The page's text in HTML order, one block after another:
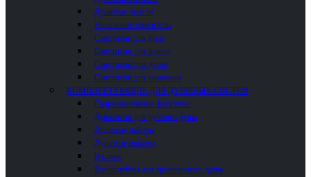
Душевые панели
Напольные смесители
Смесители для биде
Смесители для ванны
Смесители для душа
Смесители для раковины
КОМПЛЕКТУЮЩИЕ ДЛЯ ДУШЕВЫХ СИСТЕМ
Гидромассажные форсунки
Держатели для ручного душа
Душевые наборы
Душевые шланги
Изливы
Кронштейны для тропического душа